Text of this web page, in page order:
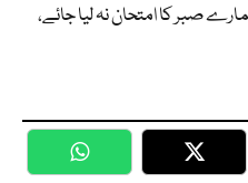
صبر کا امتحان نہ لیا جائے،
WhatsApp